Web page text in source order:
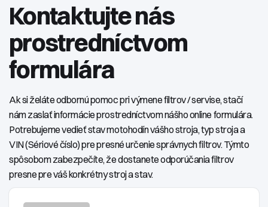
Kontaktujte nás
prostredníctvom
formulára
Ak si želáte odbornú pomoc pri výmene filtrov / servise, stačí
nám zaslať informácie prostredníctvom nášho online formulára.
Potrebujeme vedieť stav motohodín vášho stroja, typ stroja a
VIN (Sériové číslo) pre presné určenie správnych filtrov. Týmto
spôsobom zabezpečíte, že dostanete odporúčania filtrov
presne pre váš konkrétny stroj a stav.